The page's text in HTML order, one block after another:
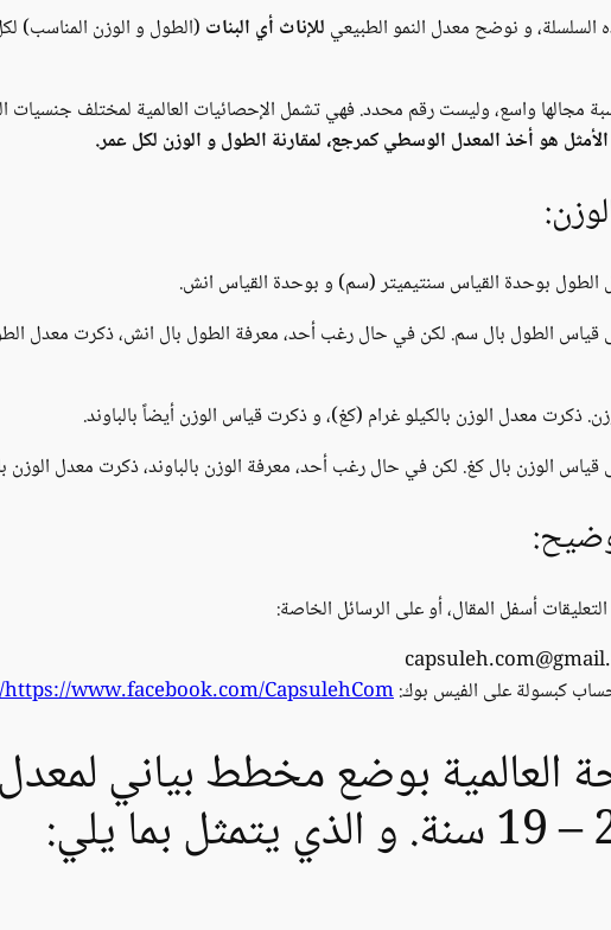
السلسلة، و نوضح معدل النمو الطبيعي للإناث أي البنات (الطول و الوزن المناسب)
واسع، وليست رقم محدد. فهي تشمل الإحصائيات العالمية لمختلف جنسيات
هو أخذ المعدل الوسطي كمرجع، لمقارنة الطول و الوزن لكل عمر.
الطول بوحدة القياس سنتيميتر (سم) و بوحدة القياس انش.
على قياس الطول بال سم. لكن في حال رغب أحد، معرفة الطول بال انش، ذكرت معدل
ذكرت معدل الوزن بالكيلو غرام (كغ)، و ذكرت قياس الوزن أيضاً بالباوند.
قياس الوزن بال كغ. لكن في حال رغب أحد، معرفة الوزن بالباوند، ذكرت معدل الوزن
أسفل المقال، أو على الرسائل الخاصة:
كبسولة على الفيس بوك:https://www.facebook.com/CapsulehCom/
العالمية بوضع مخطط بياني